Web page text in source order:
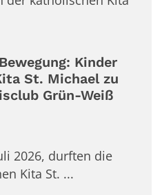
Kinder
St. Michael zu
Grün-Weiß
2026, durften die
Kita St. ...